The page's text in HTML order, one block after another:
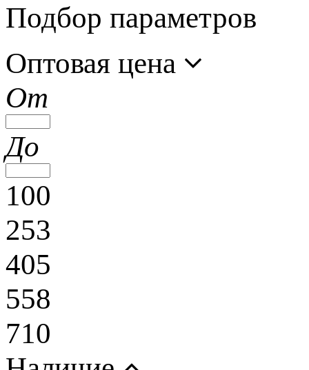
Подбор параметров
Оптовая цена
От
До
100
253
405
558
710